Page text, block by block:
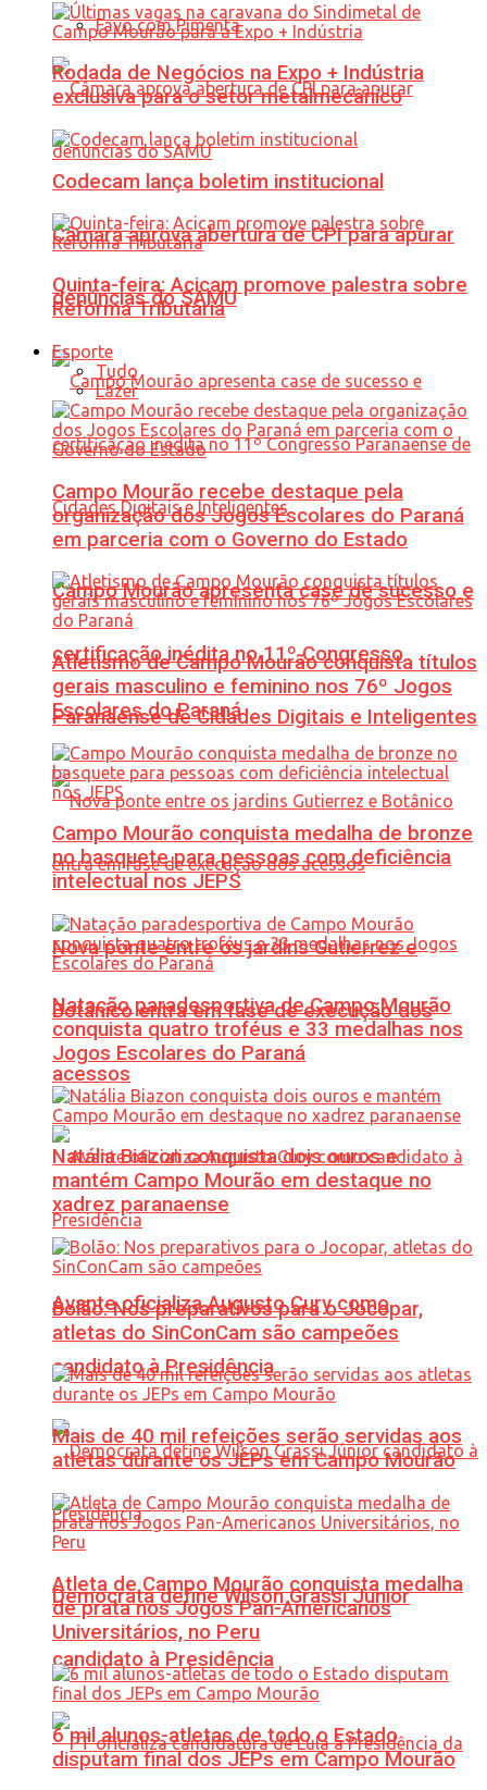
Favo com Pimenta
Câmara aprova abertura de CPI para apurar
denúncias do SAMU
Campo Mourão apresenta case de sucesso e
certificação inédita no 11º Congresso
Paranaense de Cidades Digitais e Inteligentes
Nova ponte entre os jardins Gutierrez e
Botânico entra em fase de execução dos
acessos
Avante oficializa Augusto Cury como
candidato à Presidência
Democrata define Wilson Grassi Júnior
candidato à Presidência
Rodada de Negócios na Expo + Indústria
exclusiva para o setor metalmecânico
Codecam lança boletim institucional
Quinta-feira: Acicam promove palestra sobre
Reforma Tributária
Esporte
Tudo
Lazer
Campo Mourão recebe destaque pela
organização dos Jogos Escolares do Paraná
em parceria com o Governo do Estado
Atletismo de Campo Mourão conquista títulos
gerais masculino e feminino nos 76º Jogos
Escolares do Paraná
Campo Mourão conquista medalha de bronze
no basquete para pessoas com deficiência
intelectual nos JEPS
Natação paradesportiva de Campo Mourão
conquista quatro troféus e 33 medalhas nos
Jogos Escolares do Paraná
Natália Biazon conquista dois ouros e
mantém Campo Mourão em destaque no
xadrez paranaense
Bolão: Nos preparativos para o Jocopar,
atletas do SinConCam são campeões
Mais de 40 mil refeições serão servidas aos
atletas durante os JEPs em Campo Mourão
Atleta de Campo Mourão conquista medalha
de prata nos Jogos Pan-Americanos
Universitários, no Peru
6 mil alunos-atletas de todo o Estado
disputam final dos JEPs em Campo Mourão